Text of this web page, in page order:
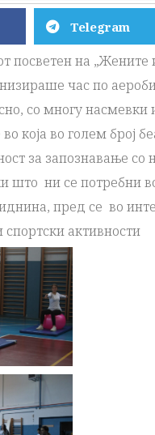
Telegram
посветен на „Жените
час по
со многу
во која во голем
за запознавање
што ни се потребни
пред се во
активности